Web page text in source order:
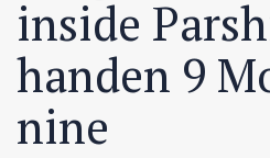
inside
handen 9
nine